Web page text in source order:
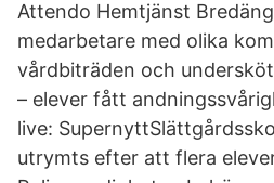
Attendo Hemtjänst
medarbetare med olika
vårdbiträden och
– elever fått
live:
utrymts efter att flera